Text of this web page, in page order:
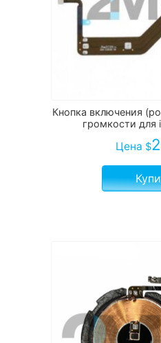
Кнопка включения
громкости для
Цена $